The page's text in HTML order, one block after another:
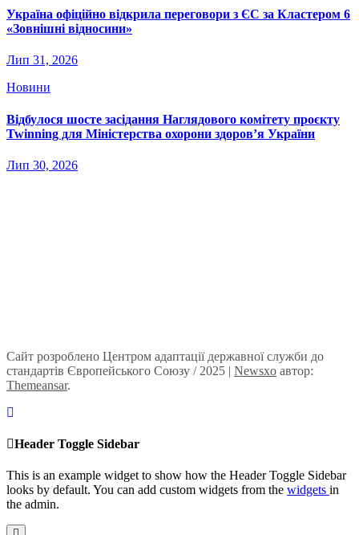
Україна офіційно відкрила переговори з ЄС за Кластером 6
«Зовнішні відносини»
Лип 31, 2026
Новини
Відбулося шосте засідання Наглядового комітету проєкту
Twinning для Міністерства охорони здоров’я України
Лип 30, 2026
Сайт розроблено Центром адаптації державної служби до
стандартів Європейського Союзу / 2025 | Newsxo автор:
Themeansar.
Header Toggle Sidebar
This is an example widget to show how the Header Toggle Sidebar
looks by default. You can add custom widgets from the widgets in
the admin.